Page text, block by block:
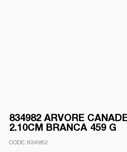
834982 ARVORE
2.10CM BRANCA 459 G
834982